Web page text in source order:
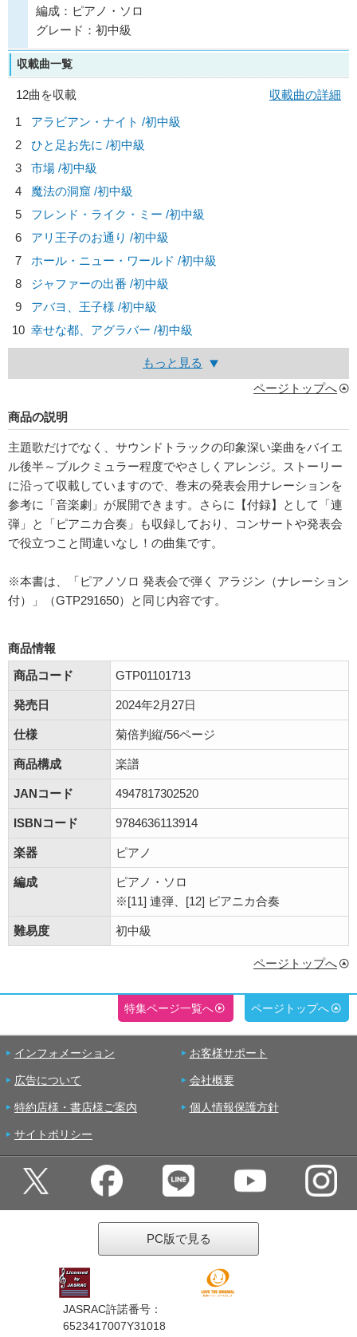
編成：ピアノ・ソロ
グレード：初中級
収載曲一覧
12曲を収載
収載曲の詳細
1
アラビアン・ナイト /初中級
2
ひと足お先に /初中級
3
市場 /初中級
4
魔法の洞窟 /初中級
5
フレンド・ライク・ミー /初中級
6
アリ王子のお通り /初中級
7
ホール・ニュー・ワールド /初中級
8
ジャファーの出番 /初中級
9
アバヨ、王子様 /初中級
10 幸せな都、アグラバー /初中級
もっと見る
ページトップへ
商品の説明
主題歌だけでなく、サウンドトラックの印象深い楽曲をバイエ
ル後半～ブルクミュラー程度でやさしくアレンジ。ストーリー
に沿って収載していますので、巻末の発表会用ナレーションを
参考に「音楽劇」が展開できます。さらに【付録】として「連
弾」と「ピアニカ合奏」も収録しており、コンサートや発表会
で役立つこと間違いなし！の曲集です。
※本書は、「ピアノソロ 発表会で弾く アラジン（ナレーション
付）」（GTP291650）と同じ内容です。
商品情報
商品コード
GTP01101713
発売日 2024年2月27日
仕様 菊倍判縦/56ページ
商品構成 楽譜
JANコード 4947817302520
ISBNコード 9784636113914
楽器 ピアノ
編成
ピアノ・ソロ
※[11] 連弾、[12] ピアニカ合奏
難易度 初中級
ページトップへ
特集ページ一覧へ ページトップへ
インフォメーション お客様サポート
広告について 会社概要
特約店様・書店様ご案内 個人情報保護方針
サイトポリシー
PC版で見る
JASRAC許諾番号：
6523417007Y31018